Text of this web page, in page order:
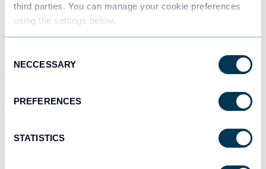
third parties. You can manage your cookie preferences
using the settings below.
Selection
NECCESSARY
PREFERENCES
STATISTICS
Zakhar Yung
60 Ejemplos y Plantillas de Dashboards de
Looker Studio (Google Data Studio)
Apr 24, 2026